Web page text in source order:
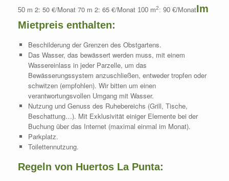
50 m 2: 50 €/Monat 70 m 2: 65 €/Monat 100 m2: 90 €/MonatIm
Mietpreis enthalten:
Beschilderung der Grenzen des Obstgartens.
Das Wasser, das bewässert werden muss, mit einem
Wassereinlass in jeder Parzelle, um das
Bewässerungssystem anzuschließen, entweder tropfen oder
schwitzen (empfohlen). Wir bitten um einen
verantwortungsvollen Umgang mit Wasser.
Nutzung und Genuss des Ruhebereichs (Grill, Tische,
Beschattung…). Mit Exklusivität einiger Elemente bei der
Buchung über das Internet (maximal einmal im Monat).
Parkplatz.
Toilettennutzung.
Regeln von Huertos La Punta: